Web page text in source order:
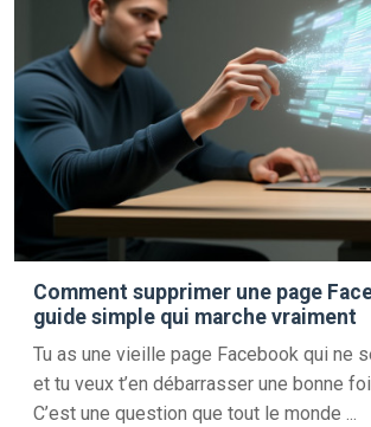
Comment supprimer une page
guide simple qui marche vraiment
Tu as une vieille page Facebook qui ne
et tu veux t’en débarrasser une bonne
C’est une question que tout le monde ...